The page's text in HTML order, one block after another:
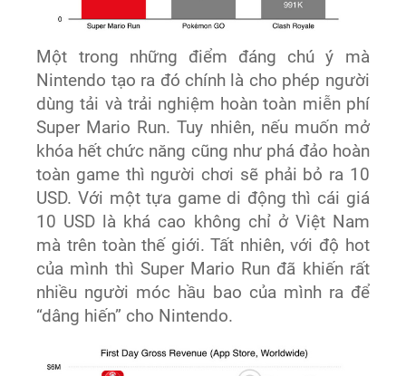
Một trong những điểm đáng chú ý mà
Nintendo tạo ra đó chính là cho phép người
dùng tải và trải nghiệm hoàn toàn miễn phí
Super Mario Run. Tuy nhiên, nếu muốn mở
khóa hết chức năng cũng như phá đảo hoàn
toàn game thì người chơi sẽ phải bỏ ra 10
USD. Với một tựa game di động thì cái giá
10 USD là khá cao không chỉ ở Việt Nam
mà trên toàn thế giới. Tất nhiên, với độ hot
của mình thì Super Mario Run đã khiến rất
nhiều người móc hầu bao của mình ra để
“dâng hiến” cho Nintendo.